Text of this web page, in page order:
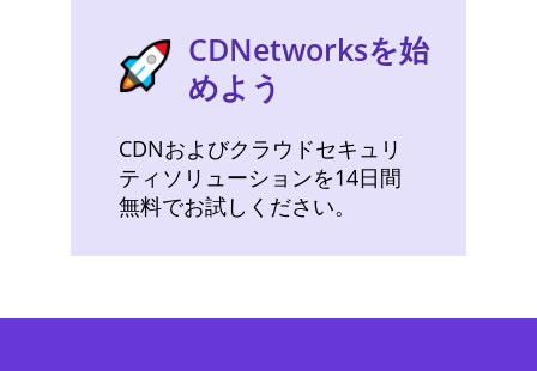
CDNetworksを始
めよう
CDNおよびクラウドセキュリ
ティソリューションを14日間
無料でお試しください。